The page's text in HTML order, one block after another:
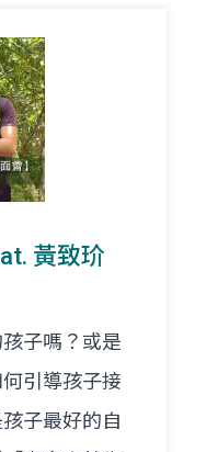
黃致玠
子嗎？或是
引導孩子接
子最好的自